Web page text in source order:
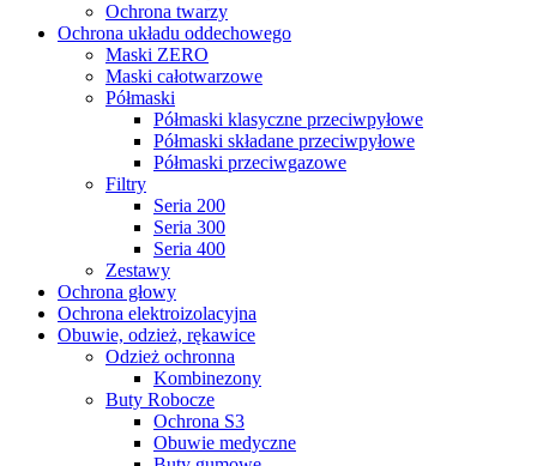
Ochrona twarzy
Ochrona układu oddechowego
Maski ZERO
Maski całotwarzowe
Półmaski
Półmaski klasyczne przeciwpyłowe
Półmaski składane przeciwpyłowe
Półmaski przeciwgazowe
Filtry
Seria 200
Seria 300
Seria 400
Zestawy
Ochrona głowy
Ochrona elektroizolacyjna
Obuwie, odzież, rękawice
Odzież ochronna
Kombinezony
Buty Robocze
Ochrona S3
Obuwie medyczne